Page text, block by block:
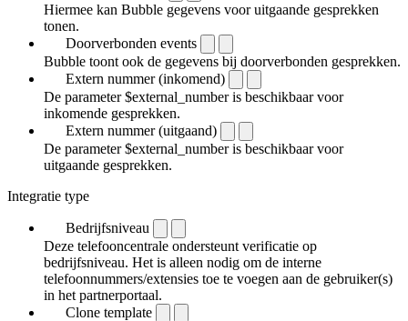
Hiermee kan Bubble gegevens voor uitgaande gesprekken
tonen.
Doorverbonden events
Bubble toont ook de gegevens bij doorverbonden gesprekken.
Extern nummer (inkomend)
De parameter $external_number is beschikbaar voor
inkomende gesprekken.
Extern nummer (uitgaand)
De parameter $external_number is beschikbaar voor
uitgaande gesprekken.
Integratie type
Bedrijfsniveau
Deze telefooncentrale ondersteunt verificatie op
bedrijfsniveau. Het is alleen nodig om de interne
telefoonnummers/extensies toe te voegen aan de gebruiker(s)
in het partnerportaal.
Clone template